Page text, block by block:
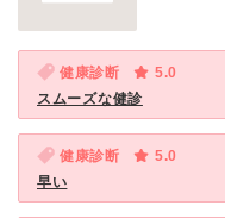
健康診断
5.0
スムーズな健診
健康診断
5.0
早い